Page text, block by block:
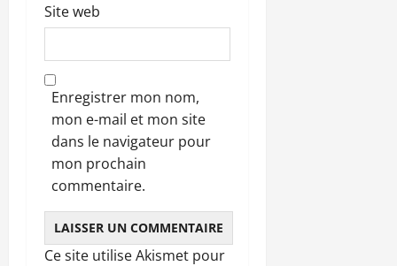
Site web
Enregistrer mon nom,
mon e-mail et mon site
dans le navigateur pour
mon prochain
commentaire.
Ce site utilise Akismet pour